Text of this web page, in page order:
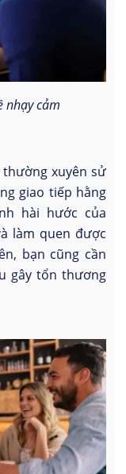
nhạy cảm
xuyên sử
giao tiếp hằng
hài hước của
làm quen được
bạn cũng cần
gây tổn thương